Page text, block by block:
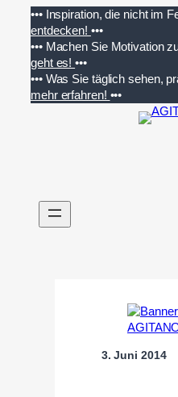
Inhalt
springen
••• Inspiration, die nicht im
entdecken! •••
••• Machen Sie Motivation
geht es!•••
••• Was Sie täglich sehen,
mehr erfahren! •••
3. Juni 2014